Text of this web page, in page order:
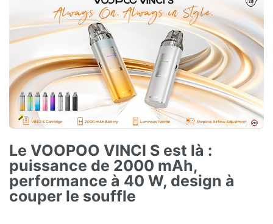
Le VOOPOO VINCI S est là :
puissance de 2000 mAh,
performance à 40 W, design à
couper le souffle